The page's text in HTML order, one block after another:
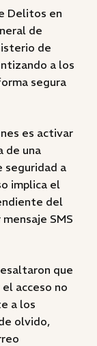
Delitos en
de
de
a los
segura
es activar
de una
seguridad a
implica el
del
SMS
que
acceso no
a los
olvido,